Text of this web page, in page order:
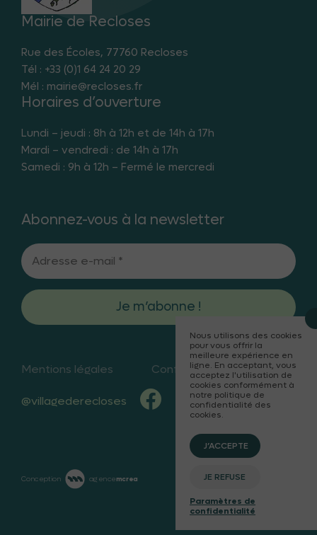
Mairie de Recloses
Rue des Écoles, 77760 Recloses
Tél : +33 (0)1 64 24 20 29
Mél : mairie@recloses.fr
Horaires d’ouverture
Lundi – jeudi : 8h à 12h et de 14h à 17h
Mardi – vendredi : de 14h à 17h
Samedi : 9h à 12h – Fermé le mercredi
Abonnez-vous à la newsletter
Mentions légales Confidentialités
@villagederecloses
Conception agencemcrea
Nous utilisons des cookies
pour vous offrir la
meilleure expérience en
ligne. En acceptant, vous
acceptez l'utilisation de
cookies conformément à
notre politique de
confidentialité des
cookies.
J’ACCEPTE
JE REFUSE
Paramètres de
confidentialité